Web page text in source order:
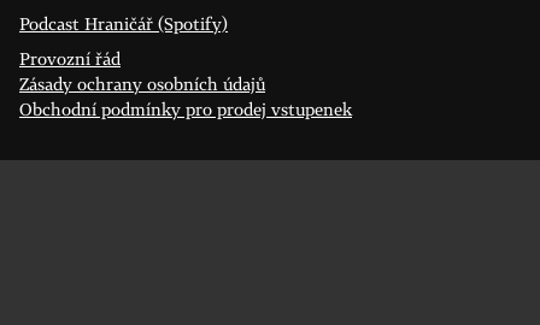
Podcast Hraničář (Spotify)
Provozní řád
Zásady ochrany osobních údajů
Obchodní podmínky pro prodej vstupenek